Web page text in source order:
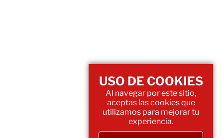
USO DE COOKIES
Al navegar por este sitio,
aceptas las cookies que
utilizamos para mejorar tu
experiencia.